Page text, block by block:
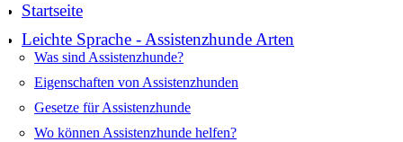
Startseite
Leichte Sprache - Assistenzhunde Arten
Was sind Assistenzhunde?
Eigenschaften von Assistenzhunden
Gesetze für Assistenzhunde
Wo können Assistenzhunde helfen?